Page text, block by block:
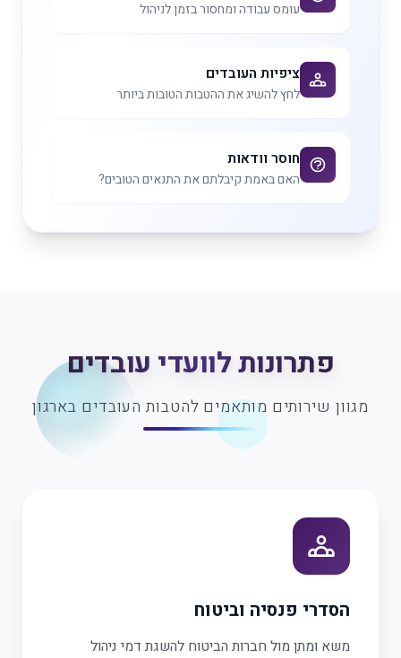
עומס עבודה ומחסור בזמן לניהול
ציפיות העובדים
לחץ להשיג את ההטבות הטובות ביותר
חוסר וודאות
האם באמת קיבלתם את התנאים הטובים?
פתרונות לוועדי עובדים
מגוון שירותים מותאמים להטבות העובדים בארגון
הסדרי פנסיה וביטוח
משא ומתן מול חברות הביטוח להשגת דמי ניהול